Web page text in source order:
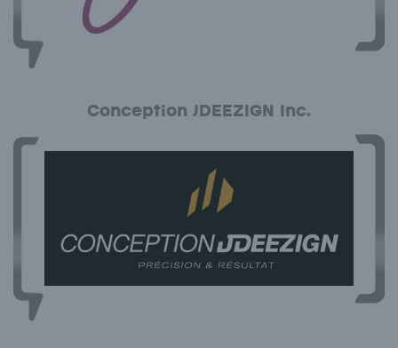
Conception JDEEZIGN Inc.